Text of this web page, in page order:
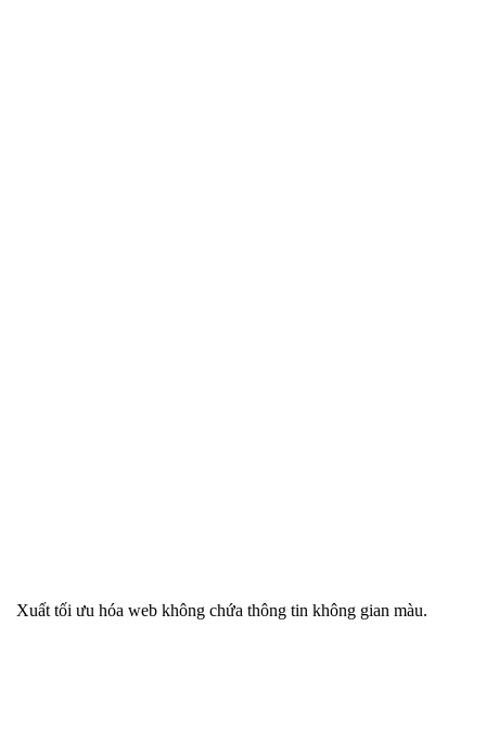
Xuất tối ưu hóa web không chứa thông tin không gian màu.